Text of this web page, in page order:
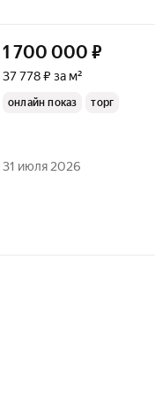
1 700 000 ₽
37 778 ₽ за м²
онлайн показ торг
31 июля 2026